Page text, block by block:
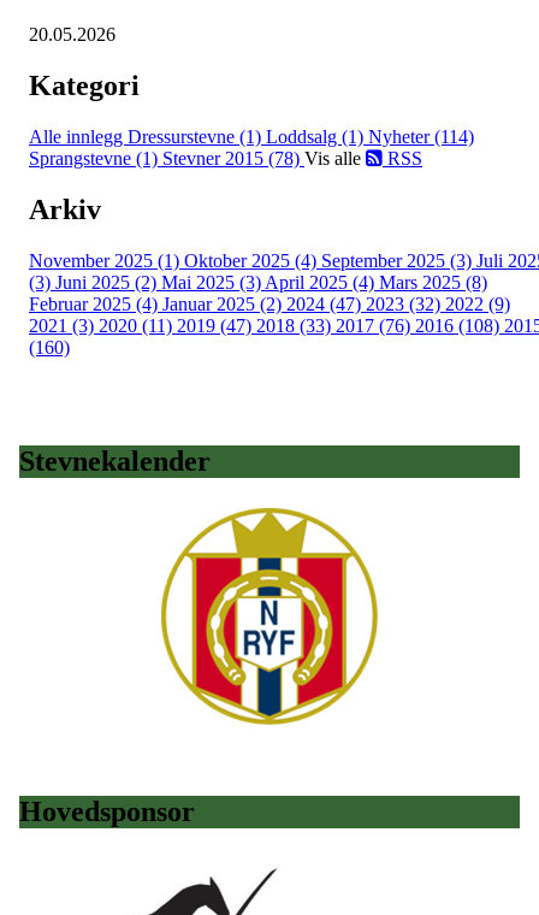
20.05.2026
Kategori
Alle innlegg Dressurstevne (1) Loddsalg (1) Nyheter (114)
Sprangstevne (1) Stevner 2015 (78) Vis alle RSS
Arkiv
November 2025 (1) Oktober 2025 (4) September 2025 (3) Juli
(3) Juni 2025 (2) Mai 2025 (3) April 2025 (4) Mars 2025 (8)
Februar 2025 (4) Januar 2025 (2) 2024 (47) 2023 (32) 2022 (9)
2021 (3) 2020 (11) 2019 (47) 2018 (33) 2017 (76) 2016 (108)
(160)
Stevnekalender
Hovedsponsor